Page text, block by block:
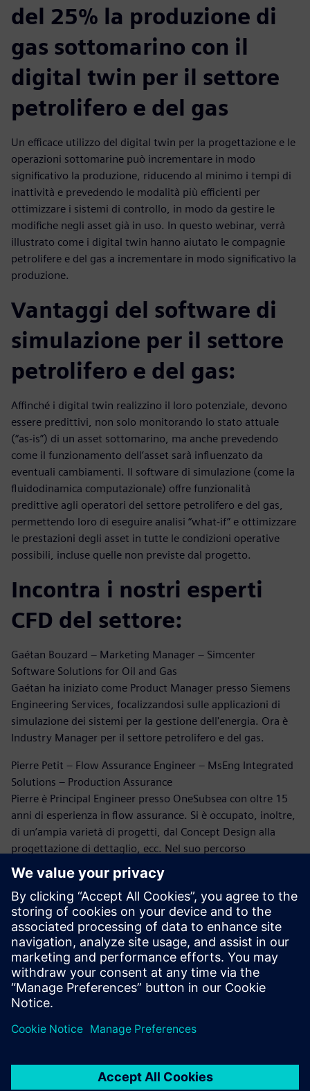
del 25% la produzione di
gas sottomarino con il
digital twin per il settore
petrolifero e del gas
Un efficace utilizzo del digital twin per la progettazione e le
operazioni sottomarine può incrementare in modo
significativo la produzione, riducendo al minimo i tempi di
inattività e prevedendo le modalità più efficienti per
ottimizzare i sistemi di controllo, in modo da gestire le
modifiche negli asset già in uso. In questo webinar, verrà
illustrato come i digital twin hanno aiutato le compagnie
petrolifere e del gas a incrementare in modo significativo la
produzione.
Vantaggi del software di
simulazione per il settore
petrolifero e del gas:
Affinché i digital twin realizzino il loro potenziale, devono
essere predittivi, non solo monitorando lo stato attuale
(“as-is”) di un asset sottomarino, ma anche prevedendo
come il funzionamento dell’asset sarà influenzato da
eventuali cambiamenti. Il software di simulazione (come la
fluidodinamica computazionale) offre funzionalità
predittive agli operatori del settore petrolifero e del gas,
permettendo loro di eseguire analisi “what-if” e ottimizzare
le prestazioni degli asset in tutte le condizioni operative
possibili, incluse quelle non previste dal progetto.
Incontra i nostri esperti
CFD del settore:
Gaétan Bouzard – Marketing Manager – Simcenter
Software Solutions for Oil and Gas
Gaétan ha iniziato come Product Manager presso Siemens
Engineering Services, focalizzandosi sulle applicazioni di
simulazione dei sistemi per la gestione dell'energia. Ora è
Industry Manager per il settore petrolifero e del gas.
Pierre Petit – Flow Assurance Engineer – MsEng Integrated
Solutions – Production Assurance
Pierre è Principal Engineer presso OneSubsea con oltre 15
anni di esperienza in flow assurance. Si è occupato, inoltre,
di un’ampia varietà di progetti, dal Concept Design alla
progettazione di dettaglio, ecc. Nel suo percorso
professionale ha lavorato a lungo su questioni relative alla
flow assurance. Cinque anni fa, Pierre ha riscoperto il
mondo della simulazione CFD per il settore petrolifero e del
gas e da allora ha lavorato ai fenomeni legati all’erosione e
all’analisi delle vibrazioni prodotte dal flusso d’acqua.
Dr. Bruce Kakimpa – Principal Engineer
Bruce è Principal Engineer presso Norton Straw. Vanta oltre
10 anni di esperienza in analisi CFD, parametri ASAE e sfide
ingegneristiche nella progettazione di attrezzature
sottomarine e nel settore petrolifero e del gas.